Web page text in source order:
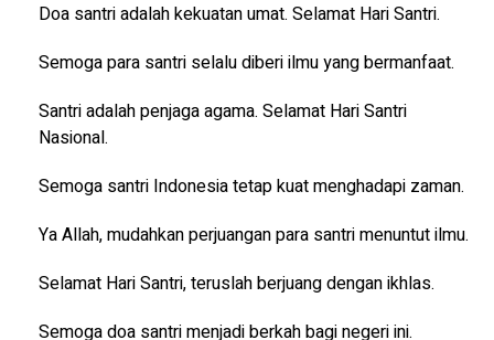
Doa santri adalah kekuatan umat. Selamat Hari Santri.
Semoga para santri selalu diberi ilmu yang bermanfaat.
Santri adalah penjaga agama. Selamat Hari Santri
Nasional.
Semoga santri Indonesia tetap kuat menghadapi zaman.
Ya Allah, mudahkan perjuangan para santri menuntut ilmu.
Selamat Hari Santri, teruslah berjuang dengan ikhlas.
Semoga doa santri menjadi berkah bagi negeri ini.